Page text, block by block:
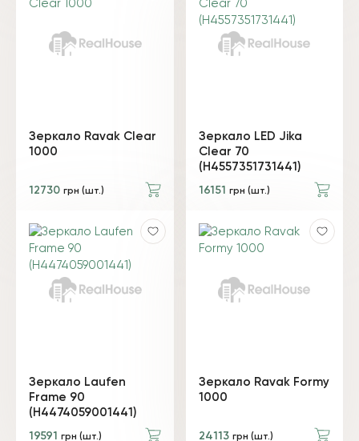
Зеркало Ravak Clear
1000
12730 грн (шт.)
Зеркало LED Jika
Clear 70
(H4557351731441)
16151 грн (шт.)
Зеркало Laufen
Frame 90
(H4474059001441)
19591 грн (шт.)
Зеркало Ravak Formy
1000
24113 грн (шт.)